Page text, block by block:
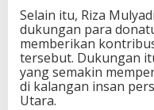
Selain itu, Riza
dukungan para
memberikan
tersebut. Dukungan
yang semakin
di kalangan insan
Utara.